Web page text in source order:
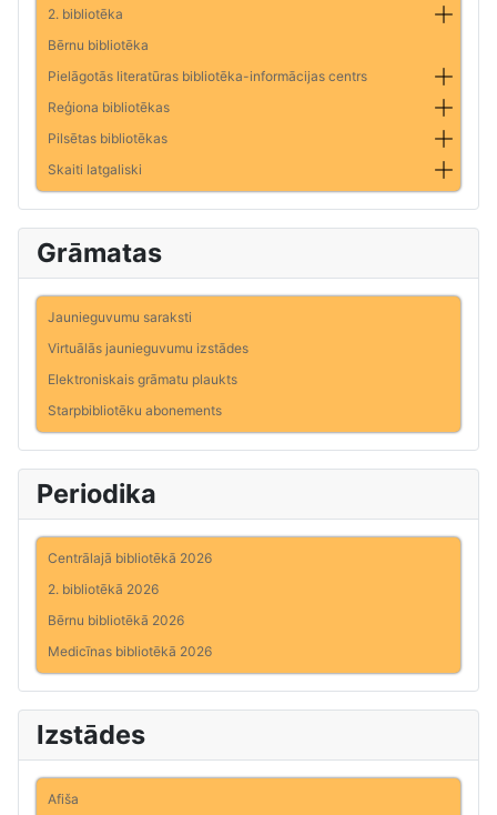
2. bibliotēka
Bērnu bibliotēka
Pielāgotās literatūras bibliotēka-informācijas centrs
Reģiona bibliotēkas
Pilsētas bibliotēkas
Skaiti latgaliski
Grāmatas
Jaunieguvumu saraksti
Virtuālās jaunieguvumu izstādes
Elektroniskais grāmatu plaukts
Starpbibliotēku abonements
Periodika
Centrālajā bibliotēkā 2026
2. bibliotēkā 2026
Bērnu bibliotēkā 2026
Medicīnas bibliotēkā 2026
Izstādes
Afiša